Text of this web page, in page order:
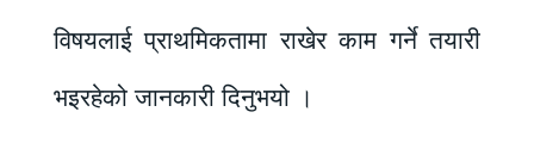
विषयलाई प्राथमिकतामा राखेर काम गर्ने तयारी
भइरहेको जानकारी दिनुभयो ।